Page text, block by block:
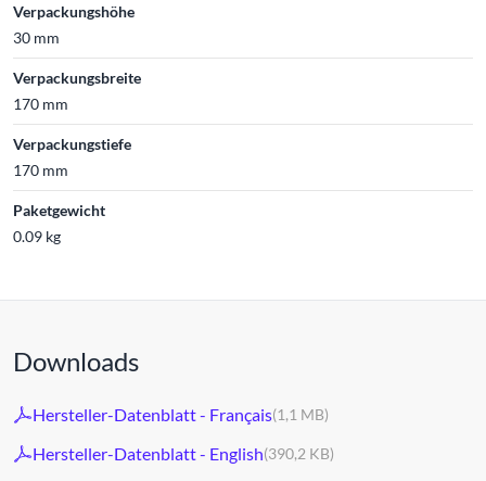
Verpackungshöhe
30 mm
Verpackungsbreite
170 mm
Verpackungstiefe
170 mm
Paketgewicht
0.09 kg
Downloads
Hersteller-Datenblatt - Français(1,1 MB)
Hersteller-Datenblatt - English(390,2 KB)